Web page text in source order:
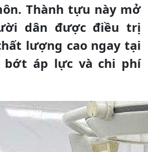
Thành tựu này mở
dân được điều trị
lượng cao ngay tại
bớt áp lực và chi phí